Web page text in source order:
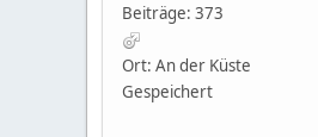
Beiträge: 373
Ort: An der Küste
Gespeichert